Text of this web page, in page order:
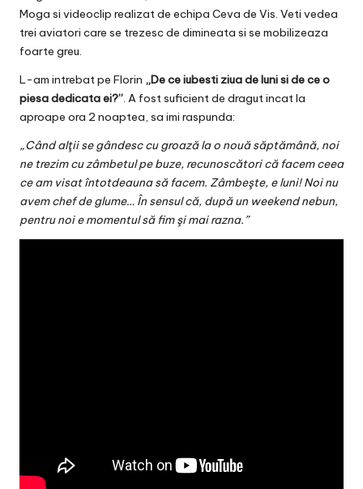
Moga si videoclip realizat de echipa Ceva de Vis. Veti vedea
trei aviatori care se trezesc de dimineata si se mobilizeaza
foarte greu.
L-am intrebat pe Florin „De ce iubesti ziua de luni si de ce o
piesa dedicata ei?”. A fost suficient de dragut incat la
aproape ora 2 noaptea, sa imi raspunda:
„Când alţii se gândesc cu groază la o nouă săptămână, noi
ne trezim cu zâmbetul pe buze, recunoscători că facem ceea
ce am visat întotdeauna să facem. Zâmbeşte, e luni! Noi nu
avem chef de glume… În sensul că, după un weekend nebun,
pentru noi e momentul să fim şi mai razna.”